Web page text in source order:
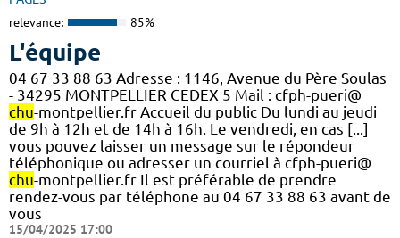
relevance: 85%
L'équipe
04 67 33 88 63 Adresse : 1146, Avenue du Père Soulas
- 34295 MONTPELLIER CEDEX 5 Mail : cfph-pueri@
chu-montpellier.fr Accueil du public Du lundi au jeudi
de 9h à 12h et de 14h à 16h. Le vendredi, en cas [...]
vous pouvez laisser un message sur le répondeur
téléphonique ou adresser un courriel à cfph-pueri@
chu-montpellier.fr Il est préférable de prendre
rendez-vous par téléphone au 04 67 33 88 63 avant de
vous
15/04/2025 17:00